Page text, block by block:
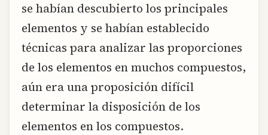
se habían descubierto los principales
elementos y se habían establecido
técnicas para analizar las proporciones
de los elementos en muchos compuestos,
aún era una proposición difícil
determinar la disposición de los
elementos en los compuestos.